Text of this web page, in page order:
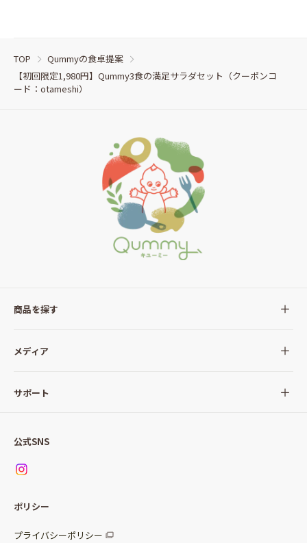
TOP
Qummyの食卓提案
【初回限定1,980円】Qummy3食の満足サラダセット（クーポンコ
ード：otameshi）
商品を探す
全ての商品
サラダ
パッケージサラダ
惣菜サラダ
調味料
メディア
Qummy(キユーミー)について
サポート
お問い合わせ
公式SNS
ポリシー
プライバシーポリシー